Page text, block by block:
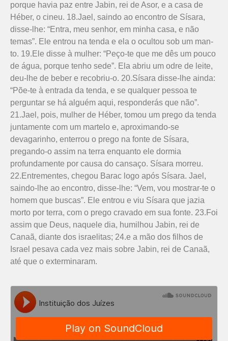
porque havia paz entre Jabin, rei de Asor, e a casa de
Héber, o cineu. 18.Jael, saindo ao encontro de Sísara,
disse-lhe: “Entra, meu senhor, em minha casa, e não
temas”. Ele entrou na tenda e ela o ocultou sob um man­
to. 19.Ele disse à mulher: “Peço-te que me dês um pouco
de água, porque tenho sede”. Ela abriu um odre de leite,
deu-lhe de beber e recobriu-o. 20.Sísara disse-lhe ainda:
“Põe-te à entrada da tenda, e se qualquer pessoa te
perguntar se há alguém aqui, responderás que não”.
21.Jael, pois, mulher de Héber, tomou um prego da tenda
juntamente com um martelo e, aproximando-se
devagarinho, enterrou o prego na fonte de Sísara,
pregando-o assim na terra enquanto ele dormia
profundamente por causa do cansaço. Sísara morreu.
22.Entre­mentes, chegou Barac logo após Sísara. Jael,
saindo-lhe ao encontro, disse-lhe: “Vem, vou mostrar-te o
homem que buscas”. Ele entrou e viu Sísara que jazia
morto por terra, com o prego cravado em sua fonte. 23.Foi
assim que Deus, naquele dia, humilhou Jabin, rei de
Canaã, diante dos israelitas; 24.e a mão dos filhos de
Israel pesava cada vez mais sobre Jabin, rei de Canaã,
até que o exterminaram.